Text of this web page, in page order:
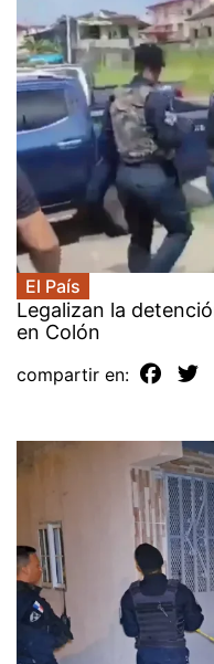
El País
Legalizan la
en Colón
compartir en: